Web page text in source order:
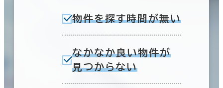
物件を探す時間が無い
なかなか良い物件が
見つからない